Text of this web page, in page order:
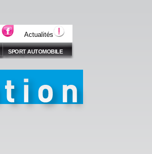
Actualités
SPORT AUTOMOBILE